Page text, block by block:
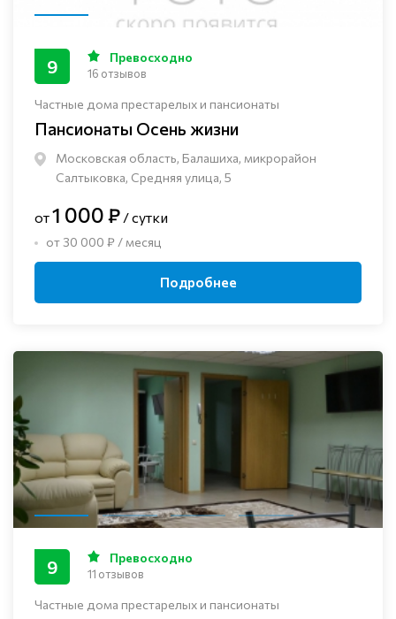
Частные дома престарелых и пансионаты
Пансионаты Осень жизни
Московская область, Балашиха, микрорайон
Салтыковка, Средняя улица, 5
9 Превосходно
16 отзывов
от1 000 ₽ / сутки
от 30 000 ₽ / месяц
Подробнее
Частные дома престарелых и пансионаты
9 Превосходно
11 отзывов